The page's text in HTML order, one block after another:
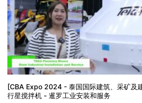
[CBA Expo 2024 - 泰国国际建筑、采矿及
行星搅拌机 - 暹罗工业安装和服务